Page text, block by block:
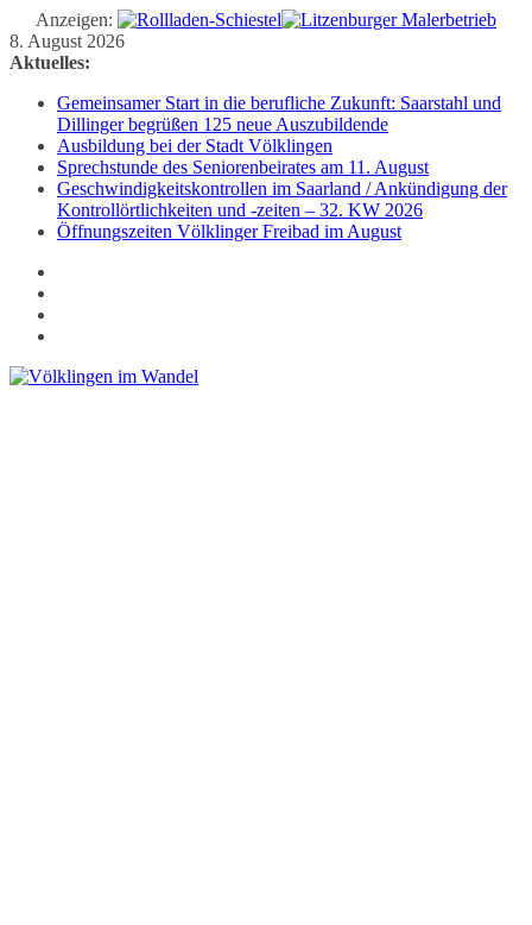
Anzeigen:
Zum
Inhalt
8. August 2026
Aktuelles:
Gemeinsamer Start in die berufliche Zukunft: Saarstahl und
Dillinger begrüßen 125 neue Auszubildende
Ausbildung bei der Stadt Völklingen
Sprechstunde des Seniorenbeirates am 11. August
Geschwindigkeitskontrollen im Saarland / Ankündigung der
Kontrollörtlichkeiten und -zeiten – 32. KW 2026
Öffnungszeiten Völklinger Freibad im August